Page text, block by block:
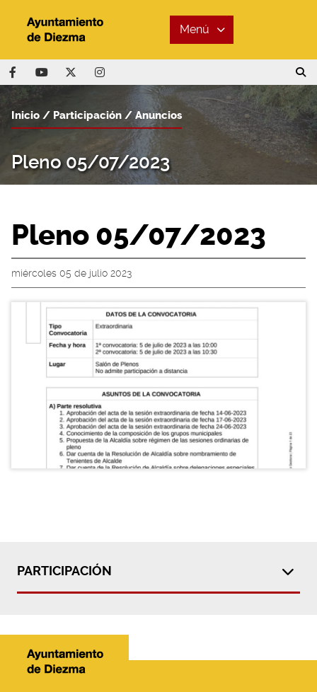
Menú
Pleno 05/07/2023
Inicio Participación Anuncios
Pleno 05/07/2023
miércoles 05 de julio 2023
PARTICIPACIÓN